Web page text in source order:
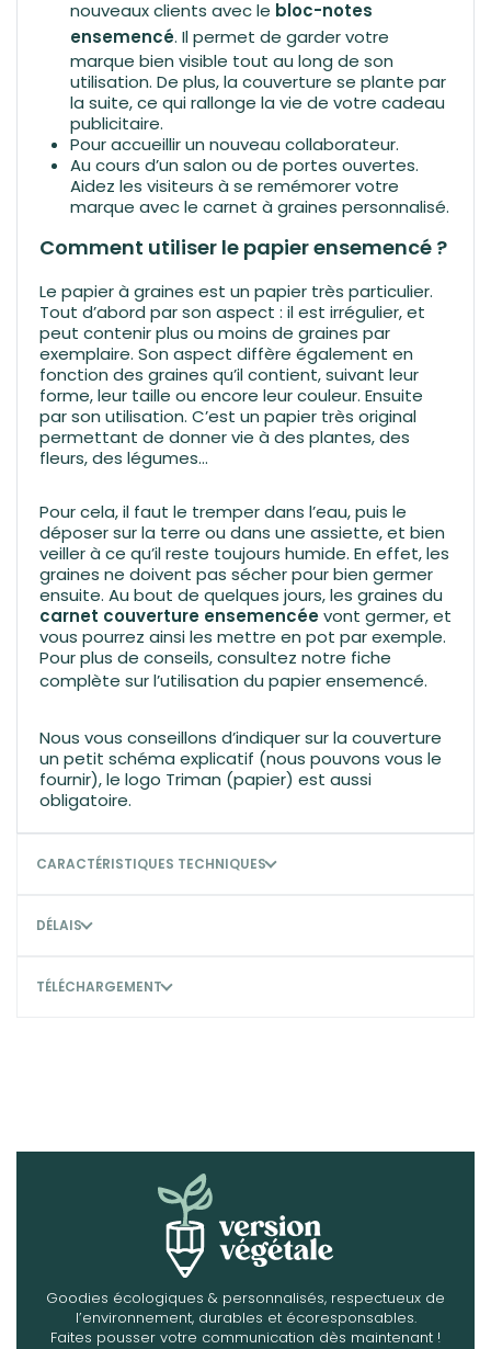
nouveaux clients avec le bloc-notes
ensemencé. Il permet de garder votre
marque bien visible tout au long de son
utilisation. De plus, la couverture se plante par
la suite, ce qui rallonge la vie de votre cadeau
publicitaire.
Pour accueillir un nouveau collaborateur.
Au cours d’un salon ou de portes ouvertes.
Aidez les visiteurs à se remémorer votre
marque avec le carnet à graines personnalisé.
Comment utiliser le papier ensemencé ?
Le papier à graines est un papier très particulier.
Tout d’abord par son aspect : il est irrégulier, et
peut contenir plus ou moins de graines par
exemplaire. Son aspect diffère également en
fonction des graines qu’il contient, suivant leur
forme, leur taille ou encore leur couleur. Ensuite
par son utilisation. C’est un papier très original
permettant de donner vie à des plantes, des
fleurs, des légumes…
Pour cela, il faut le tremper dans l’eau, puis le
déposer sur la terre ou dans une assiette, et bien
veiller à ce qu’il reste toujours humide. En effet, les
graines ne doivent pas sécher pour bien germer
ensuite. Au bout de quelques jours, les graines du
carnet couverture ensemencéevont germer, et
vous pourrez ainsi les mettre en pot par exemple.
Pour plus de conseils, consultez notre fiche
complète sur l’utilisation du papier ensemencé.
Nous vous conseillons d’indiquer sur la couverture
un petit schéma explicatif (nous pouvons vous le
fournir), le logo Triman (papier) est aussi
obligatoire.
CARACTÉRISTIQUES TECHNIQUES
DÉLAIS
TÉLÉCHARGEMENT
Goodies écologiques & personnalisés, respectueux de
l’environnement, durables et écoresponsables.
Faites pousser votre communication dès maintenant !